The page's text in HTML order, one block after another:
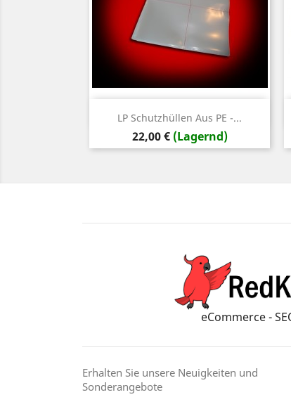
LP Schutzhüllen Aus PE -...
Preis
22,00 € (Lagernd)
Vorschau
eCommerce -
Erhalten Sie unsere Neuigkeiten und
Sonderangebote